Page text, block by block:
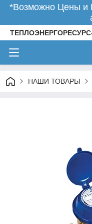
*Возможно Цены и
ТЕПЛОЭНЕРГОРЕСУРС-
НАШИ ТОВАРЫ